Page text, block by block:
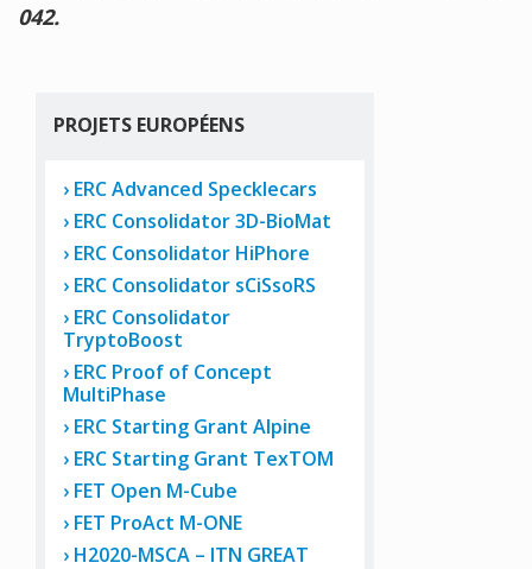
042.
PROJETS EUROPÉENS
ERC Advanced Specklecars
ERC Consolidator 3D-BioMat
ERC Consolidator HiPhore
ERC Consolidator sCiSsoRS
ERC Consolidator
TryptoBoost
ERC Proof of Concept
MultiPhase
ERC Starting Grant Alpine
ERC Starting Grant TexTOM
FET Open M-Cube
FET ProAct M-ONE
H2020-MSCA – ITN GREAT